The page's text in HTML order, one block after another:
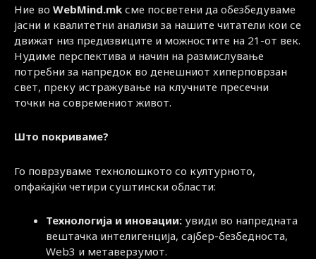
Ние во WebMind.mk сме посветени да обезбедуваме
јасни и квалитетни анализи за нашите читатели кои се
движат низ предизвиците и можностите на 21-от век.
Нудиме перспектива и начин на размислување
потребни за напредок во денешниот хиперповрзан
свет, преку истражување на клучните пресечни
точки на современиот живот.
Што покриваме?
Го поврзуваме технолошкото со културното,
опфаќајќи четири суштински области:
Технологија и иновации: увиди во напредната
вештачка интелигенција, сајбер-безбедноста,
Web3 и метаверзумот.